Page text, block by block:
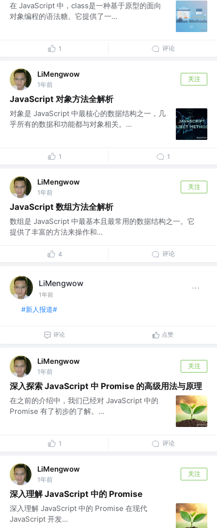
在 JavaScript 中，class是一种基于原型的面向
对象编程的语法糖。它提供了一...
1 评论
LiMengwow
1年前
关注
JavaScript 对象方法全解析
对象是 JavaScript 中最核心的数据结构之一，几
乎所有的数据和功能都与对象相关。...
1 1
LiMengwow
1年前
关注
JavaScript 数组方法全解析
数组是 JavaScript 中最基本且最常用的数据结构之一。它
提供了丰富的方法来操作和...
4 评论
LiMengwow
1年前
#新人报道#
评论 点赞
LiMengwow
1年前
关注
深入探索 JavaScript 中 Promise 的高级用法与原理
在之前的介绍中，我们已经对 JavaScript 中的
Promise 有了初步的了解。...
1 评论
LiMengwow
1年前
关注
深入理解 JavaScript 中的 Promise
深入理解 JavaScript 中的 Promise 在现代
JavaScript 开发...